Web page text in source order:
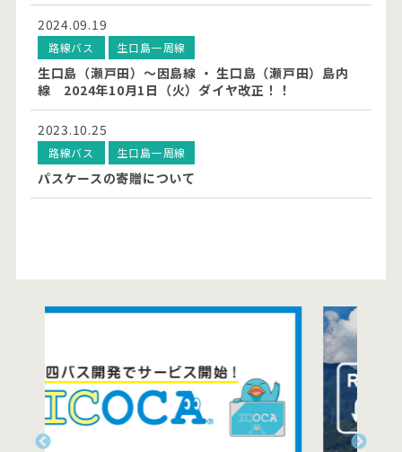
2024.09.19
路線バス 生口島一周線
生口島（瀬戸田）～因島線 ・ 生口島（瀬戸田）島内
線 2024年10月1日（火）ダイヤ改正！！
2023.10.25
路線バス 生口島一周線
パスケースの寄贈について